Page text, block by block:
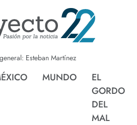
Esteban Martínez
MUNDO
EL
GORDO
DEL
MAL